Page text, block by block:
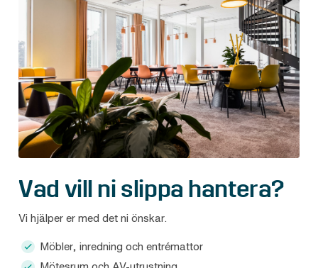
Vad vill ni slippa hantera?
Vi hjälper er med det ni önskar.
Möbler, inredning och entrémattor